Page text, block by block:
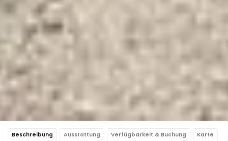
Beschreibung Ausstattung Verfügbarkeit & Buchung Karte